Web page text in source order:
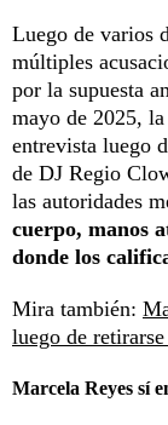
Luego de varios
múltiples
por la supuesta
mayo de 2025,
entrevista luego
de DJ Regio
las autoridades
cuerpo, manos
donde los
Mira también:
luego de
Marcela Reyes sí